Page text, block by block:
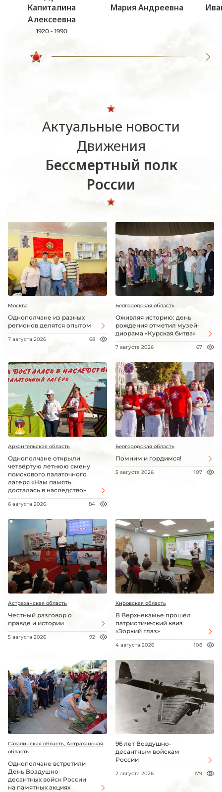
Капиталина
Алексеевна
1920 - 1990
Мария Андреевна
Актуальные новости
Движения
Бессмертный полк
России
Москва
Однополчане из разных
регионов делятся опытом
7 августа 2026 68
Белгородская область
Оживляя историю: день
рождения отметил музей-
диорама «Курская битва»
7 августа 2026 67
Архангельская область
Однополчане открыли
четвёртую летнюю смену
поискового палаточного
лагеря «Нам память
досталась в наследство»
6 августа 2026 84
Белгородская область
Помним и гордимся!
5 августа 2026 107
Астраханская область
Честный разговор о
правде и истории
5 августа 2026 92
Кировская область
В Верхнекамье прошёл
патриотический квиз
«Зоркий глаз»
4 августа 2026 108
Сахалинская область, Астраханская
область
Однополчане встретили
День Воздушно-
десантных войск России
на памятных акциях
96 лет Воздушно-
десантным войскам
России
2 августа 2026 179